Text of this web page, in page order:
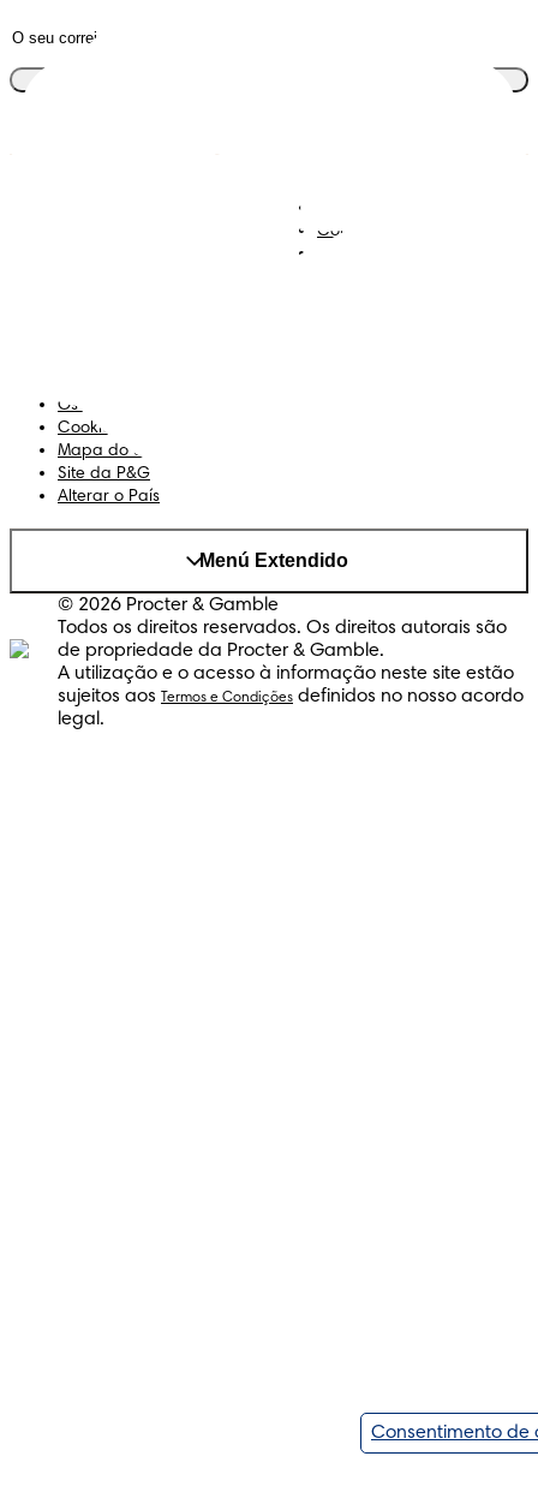
Contacta-nos
Os Meus Dados
Cookies
Mapa do Site
Site da P&G
Alterar o País
Menú Extendido
© 2026 Procter & Gamble
Todos os direitos reservados. Os direitos autorais são
de propriedade da Procter & Gamble.
A utilização e o acesso à informação neste site estão
sujeitos aos
Termos e Condições definidos no nosso acordo
legal.
Consentimento de